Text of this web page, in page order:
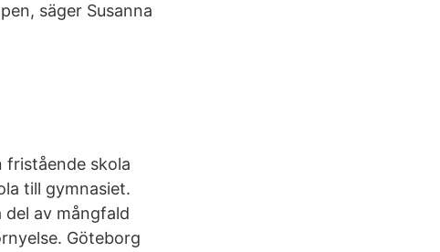
säger Susanna
fristående skola
till gymnasiet.
av mångfald
Göteborg